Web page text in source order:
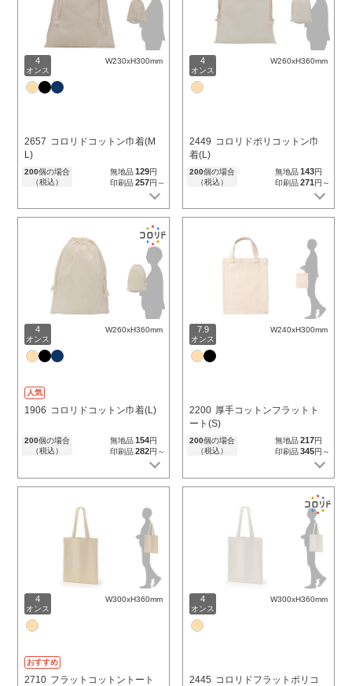
4
オンス
W230xH300mm
2657 コロリドコットン巾着(M
L)
200個の場合
（税込）
無地品129円
印刷品257円～
4
オンス
W260xH360mm
2449 コロリドポリコットン巾
着(L)
200個の場合
（税込）
無地品143円
印刷品271円～
4
オンス
W260xH360mm
人気
1906 コロリドコットン巾着(L)
200個の場合
（税込）
無地品154円
印刷品282円～
7.9
オンス
W240xH300mm
2200 厚手コットンフラットト
ート(S)
200個の場合
（税込）
無地品217円
印刷品345円～
4
オンス
W300xH360mm
おすすめ
2710 フラットコットントート
4
オンス
W300xH360mm
2445 コロリドフラットポリコ